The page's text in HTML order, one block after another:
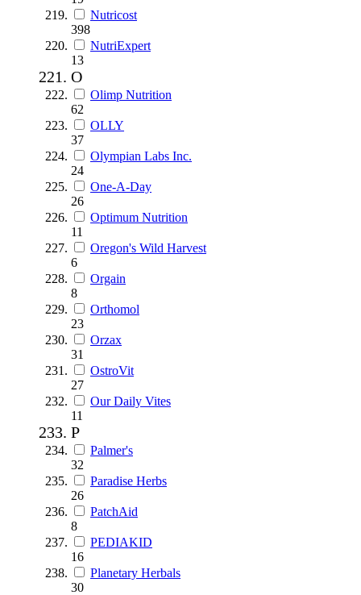
Nutricost
398
NutriExpert
13
O
Olimp Nutrition
62
OLLY
37
Olympian Labs Inc.
24
One-A-Day
26
Optimum Nutrition
11
Oregon's Wild Harvest
6
Orgain
8
Orthomol
23
Orzax
31
OstroVit
27
Our Daily Vites
11
P
Palmer's
32
Paradise Herbs
26
PatchAid
8
PEDIAKID
16
Planetary Herbals
30